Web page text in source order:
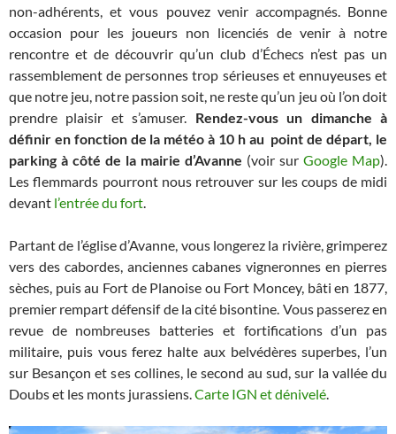
non-adhérents, et vous pouvez venir accompagnés. Bonne
occasion pour les joueurs non licenciés de venir à notre
rencontre et de découvrir qu’un club d’Échecs n’est pas un
rassemblement de personnes trop sérieuses et ennuyeuses et
que notre jeu, notre passion soit, ne reste qu’un jeu où l’on doit
prendre plaisir et s’amuser. Rendez-vous un dimanche à
définir en fonction de la météo à 10 h au point de départ, le
parking à côté de la mairie d’Avanne (voir sur Google Map).
Les flemmards pourront nous retrouver sur les coups de midi
devant l’entrée du fort.
Partant de l’église d’Avanne, vous longerez la rivière, grimperez
vers des cabordes, anciennes cabanes vigneronnes en pierres
sèches, puis au Fort de Planoise ou Fort Moncey, bâti en 1877,
premier rempart défensif de la cité bisontine. Vous passerez en
revue de nombreuses batteries et fortifications d’un pas
militaire, puis vous ferez halte aux belvédères superbes, l’un
sur Besançon et ses collines, le second au sud, sur la vallée du
Doubs et les monts jurassiens.Carte IGN et dénivelé.